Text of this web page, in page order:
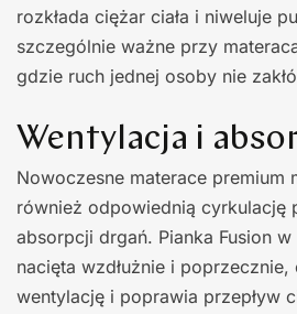
rozkłada ciężar ciała i niweluje
szczególnie ważne przy
gdzie ruch jednej osoby nie
Wentylacja i
Nowoczesne materace premium
również odpowiednią cyrkulację
absorpcji drgań. Pianka Fusion w
nacięta wzdłużnie i
wentylację i poprawia przepływ